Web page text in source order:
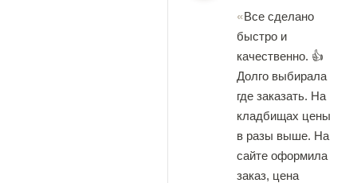
Все сделано
быстро и
качественно. 👍
Долго выбирала
где заказать. На
кладбищах цены
в разы выше. На
сайте оформила
заказ, цена